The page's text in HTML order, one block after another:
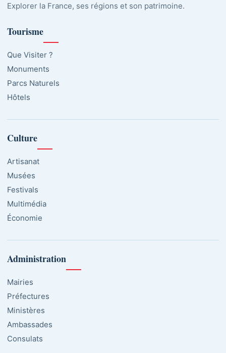
Explorer la France, ses régions et son patrimoine.
Tourisme
Que Visiter ?
Monuments
Parcs Naturels
Hôtels
Culture
Artisanat
Musées
Festivals
Multimédia
Économie
Administration
Mairies
Préfectures
Ministères
Ambassades
Consulats